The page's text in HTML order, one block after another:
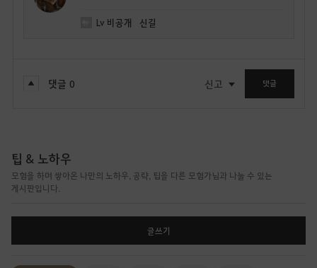
Lv 비공개 신길
댓글 0 신고 댓글
팁 & 노하우
모험을 하며 쌓아온 나만의 노하우, 공략, 팁을 다른 모험가님과 나눌 수 있는
게시판입니다.
글쓰기